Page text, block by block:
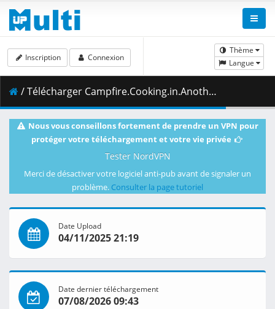
Thème
Langue
Inscription Connexion
/ Télécharger Campfire.Cooking.in.Another.World.with.My.Absurd.Skill.S02E05.The.Real.Enemy.Monsters.or.Hunger.1080p.NF.WEB-DL.AAC2.0.H.264-VARYG.mkv.002 ( 439.42 MB )
Nous vous conseillons fortement de prendre un VPN pour
protéger votre téléchargement et votre vie privée
Tester NordVPN
Merci de désactiver votre logiciel anti-pub avant de signaler un
problème. Consulter la page tutoriel
Date Upload
04/11/2025 21:19
Date dernier téléchargement
07/08/2026 09:43